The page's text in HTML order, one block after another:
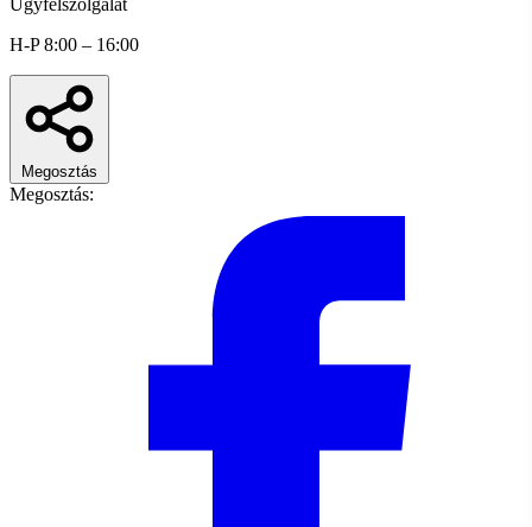
Ügyfélszolgálat
H-P 8:00 – 16:00
Megosztás
Megosztás: